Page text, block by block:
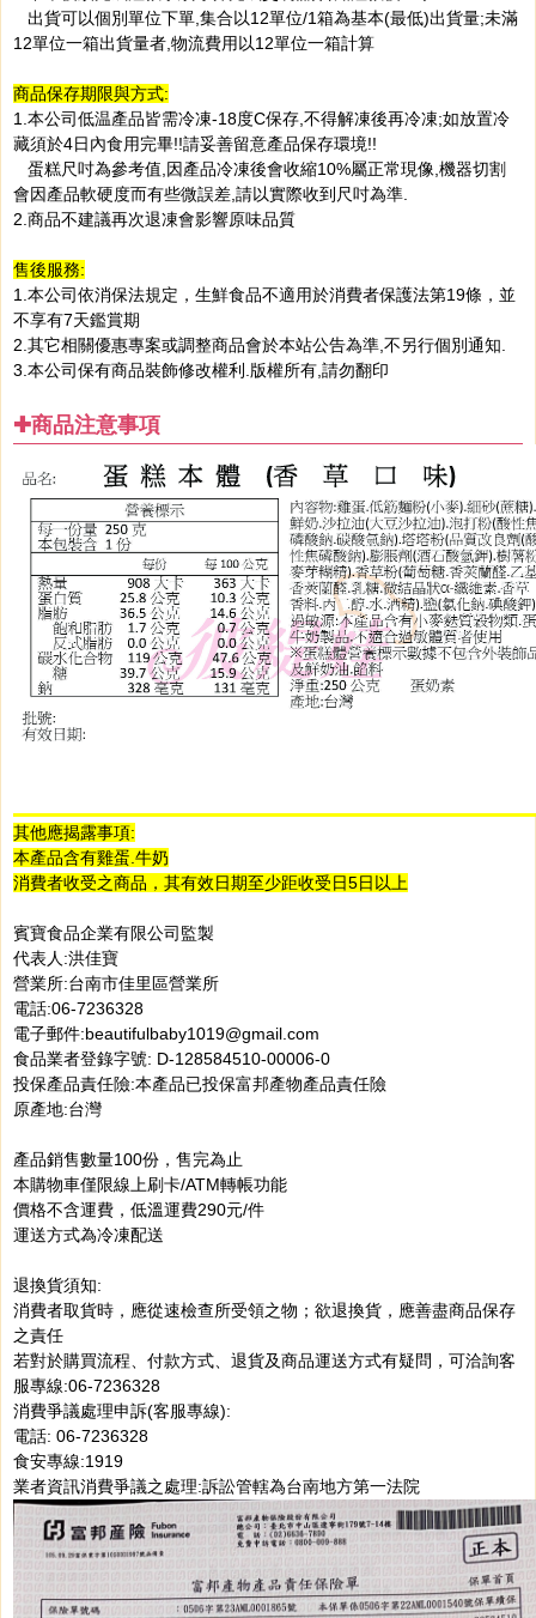
出貨可以個別單位下單,集合以12單位/1箱為基本(最低)出貨量;未滿
12單位一箱出貨量者,物流費用以12單位一箱計算
商品保存期限與方式:
1.本公司低温產品皆需冷凍-18度C保存,不得解凍後再冷凍;如放置冷
藏須於4日內食用完畢!!請妥善留意產品保存環境!!
蛋糕尺吋為參考值,因產品冷凍後會收縮10%屬正常現像,機器切割
會因產品軟硬度而有些微誤差,請以實際收到尺吋為準.
2.商品不建議再次退凍會影響原味品質
售後服務:
1.本公司依消保法規定，生鮮食品不適用於消費者保護法第19條，並
不享有7天鑑賞期
2.其它相關優惠專案或調整商品會於本站公告為準,不另行個別通知.
3.本公司保有商品裝飾修改權利.版權所有,請勿翻印
✚商品注意事項
其他應揭露事項:
本產品含有雞蛋.牛奶
消費者收受之商品，其有效日期至少距收受日5日以上
賓寶食品企業有限公司監製
代表人:洪佳寶
營業所:台南市佳里區營業所
電話:06-7236328
電子郵件:beautifulbaby1019@gmail.com
食品業者登錄字號: D-128584510-00006-0
投保產品責任險:本產品已投保富邦產物產品責任險
原產地:台灣
產品銷售數量100份，售完為止
本購物車僅限線上刷卡/ATM轉帳功能
價格不含運費，低溫運費290元/件
運送方式為冷凍配送
退換貨須知:
消費者取貨時，應從速檢查所受領之物；欲退換貨，應善盡商品保存
之責任
若對於購買流程、付款方式、退貨及商品運送方式有疑問，可洽詢客
服專線:06-7236328
消費爭議處理申訴(客服專線):
電話: 06-7236328
食安專線:1919
業者資訊消費爭議之處理:訴訟管轄為台南地方第一法院